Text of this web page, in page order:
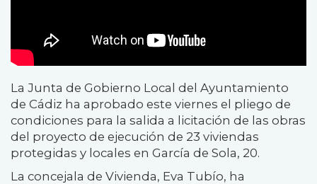
La Junta de Gobierno Local del Ayuntamiento
de Cádiz ha aprobado este viernes el pliego de
condiciones para la salida a licitación de las obras
del proyecto de ejecución de 23 viviendas
protegidas y locales en García de Sola, 20.
La concejala de Vivienda, Eva Tubío, ha